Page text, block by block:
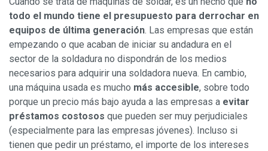
todo el mundo tiene el presupuesto para derrochar en
equipos de última generación. Las empresas que están
empezando o que acaban de iniciar su andadura en el
sector de la soldadura no dispondrán de los medios
necesarios para adquirir una soldadora nueva. En cambio,
una máquina usada es mucho más accesible, sobre todo
porque un precio más bajo ayuda a las empresas a evitar
préstamos costosos que pueden ser muy perjudiciales
(especialmente para las empresas jóvenes). Incluso si
tienen que pedir un préstamo, el importe de los intereses